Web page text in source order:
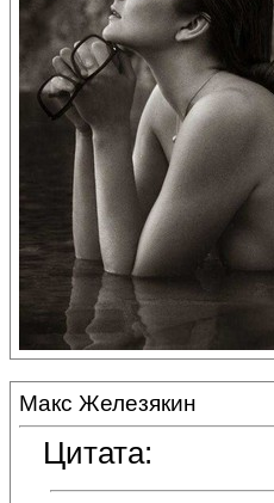
Макс Железякин
Цитата: